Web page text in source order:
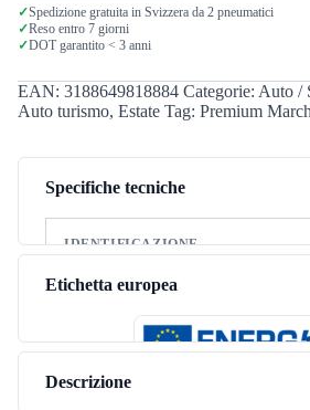
BluResponse
215/60
R16
quantità
✓Spedizione gratuita in Svizzera da 2 pneumatici
✓Reso entro 7 giorni
✓DOT garantito < 3 anni
EAN: 3188649818884 Categorie: Auto /
Auto turismo, Estate Tag: Premium
Specifiche tecniche
IDENTIFICAZIONE
Marca
Sport
Stagione Estate
Tipo di veicolo
Etichetta europea
Descrizione